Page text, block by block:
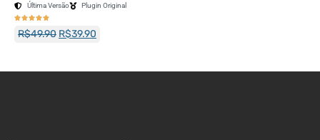
Última Versão Plugin Original

R$49.90 R$39.90